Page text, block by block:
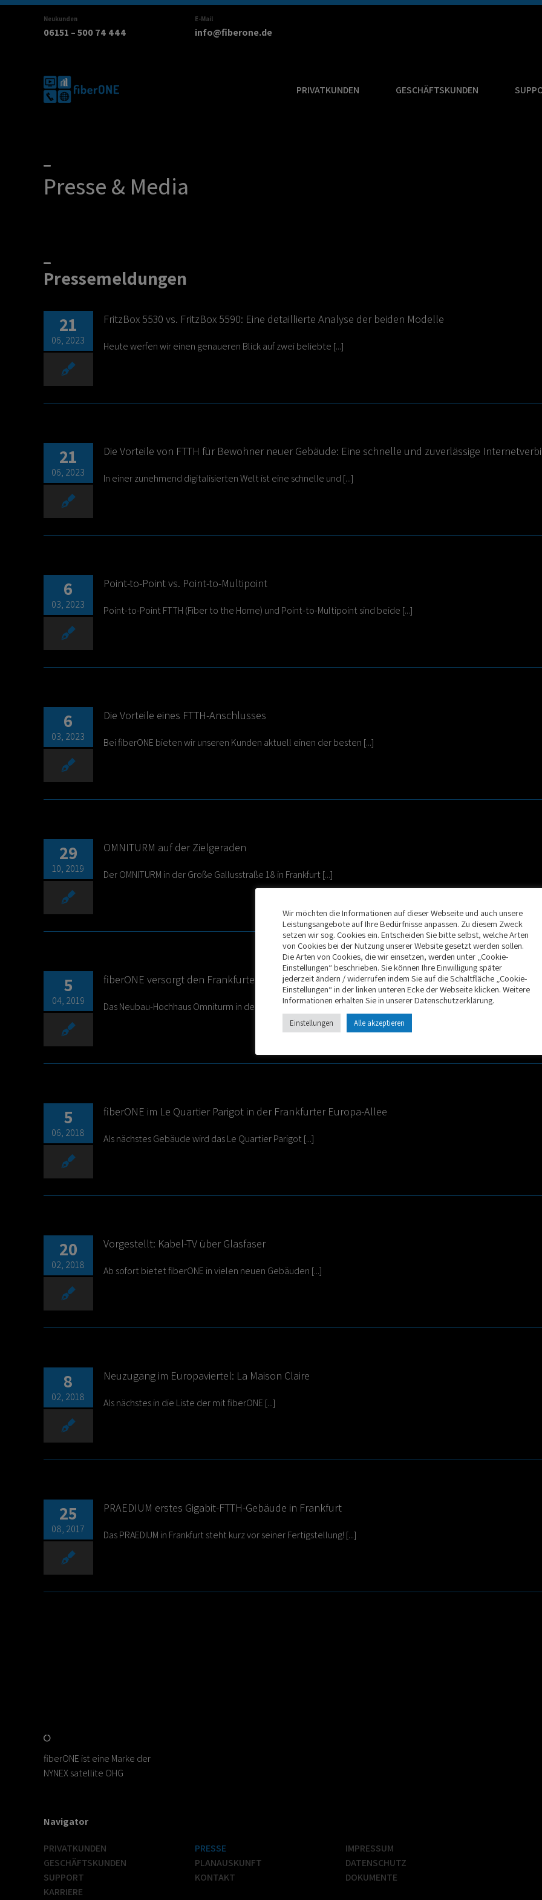
Zum
Neukunden
06151 – 500 74 444
E-Mail
info@fiberone.de
PRIVATKUNDEN GESCHÄFTSKUNDEN
Presse & Media
Pressemeldungen
21
06, 2023
FritzBox 5530 vs. FritzBox 5590: Eine detaillierte Analyse der beiden Modelle
Heute werfen wir einen genaueren Blick auf zwei beliebte [...]
21
06, 2023
Die Vorteile von FTTH für Bewohner neuer Gebäude: Eine schnelle und zuverlässige
In einer zunehmend digitalisierten Welt ist eine schnelle und [...]
6
03, 2023
Point-to-Point vs. Point-to-Multipoint
Point-to-Point FTTH (Fiber to the Home) und Point-to-Multipoint sind beide [...]
6
03, 2023
Die Vorteile eines FTTH-Anschlusses
Bei fiberONE bieten wir unseren Kunden aktuell einen der besten [...]
29
10, 2019
OMNITURM auf der Zielgeraden
Der OMNITURM in der Große Gallusstraße 18 in Frankfurt [...]
5
04, 2019
fiberONE versorgt den Frankfurter Omniturm
Das Neubau-Hochhaus Omniturm in der Großen Gallusstraße wird [...]
5
06, 2018
fiberONE im Le Quartier Parigot in der Frankfurter Europa-Allee
Als nächstes Gebäude wird das Le Quartier Parigot [...]
20
02, 2018
Vorgestellt: Kabel-TV über Glasfaser
Ab sofort bietet fiberONE in vielen neuen Gebäuden [...]
8
02, 2018
Neuzugang im Europaviertel: La Maison Claire
Als nächstes in die Liste der mit fiberONE [...]
25
08, 2017
PRAEDIUM erstes Gigabit-FTTH-Gebäude in Frankfurt
Das PRAEDIUM in Frankfurt steht kurz vor seiner Fertigstellung! [...]
fiberONE ist eine Marke der
NYNEX satellite OHG
Navigator
PRIVATKUNDEN
GESCHÄFTSKUNDEN
SUPPORT
KARRIERE
PRESSE
PLANAUSKUNFT
KONTAKT
IMPRESSUM
DATENSCHUTZ
DOKUMENTE
Wir möchten die Informationen auf dieser Webseite und auch unsere
Leistungsangebote auf Ihre Bedürfnisse anpassen. Zu diesem Zweck
setzen wir sog. Cookies ein. Entscheiden Sie bitte selbst, welche Arten
von Cookies bei der Nutzung unserer Website gesetzt werden sollen.
Die Arten von Cookies, die wir einsetzen, werden unter „Cookie-
Einstellungen“ beschrieben. Sie können Ihre Einwilligung später
jederzeit ändern / widerrufen indem Sie auf die Schaltfläche „Cookie-
Einstellungen“ in der linken unteren Ecke der Webseite klicken. Weitere
Informationen erhalten Sie in unserer Datenschutzerklärung.
Einstellungen Alle akzeptieren